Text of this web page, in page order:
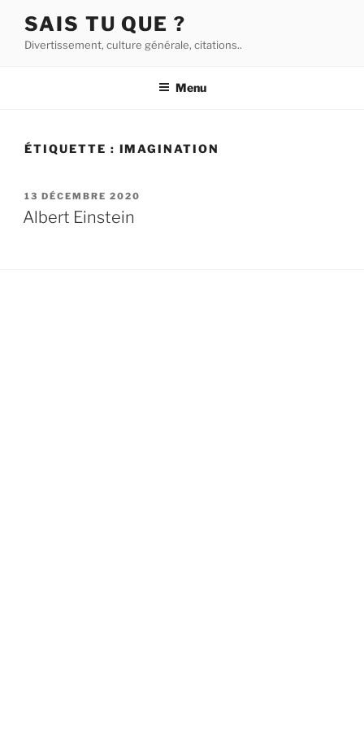
contenu
SAIS TU QUE ?
Divertissement, culture générale, citations..
Menu
ÉTIQUETTE : IMAGINATION
PUBLIÉ
LE
13 DÉCEMBRE 2020
Albert Einstein